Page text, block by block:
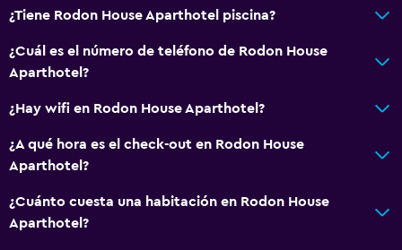
¿Tiene Rodon House Aparthotel piscina?
¿Cuál es el número de teléfono de Rodon House
Aparthotel?
¿Hay wifi en Rodon House Aparthotel?
¿A qué hora es el check-out en Rodon House
Aparthotel?
¿Cuánto cuesta una habitación en Rodon House
Aparthotel?